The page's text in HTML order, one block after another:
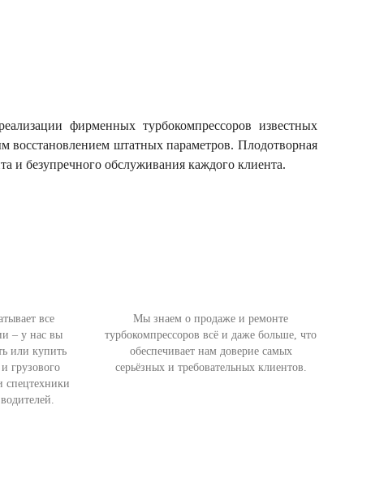
фирменных турбокомпрессоров известных
восстановлением штатных параметров. Плодотворная
и безупречного обслуживания каждого клиента.
все
– у нас вы
или купить
грузового
спецтехники
Мы знаем о продаже и ремонте
турбокомпрессоров всё и даже больше, что
обеспечивает нам доверие самых
серьёзных и требовательных клиентов.